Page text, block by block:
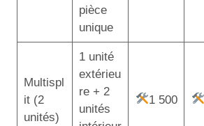
pièce
unique
Multispl
it (2
unités)
1 unité
extérieu
re + 2
unités
1 500